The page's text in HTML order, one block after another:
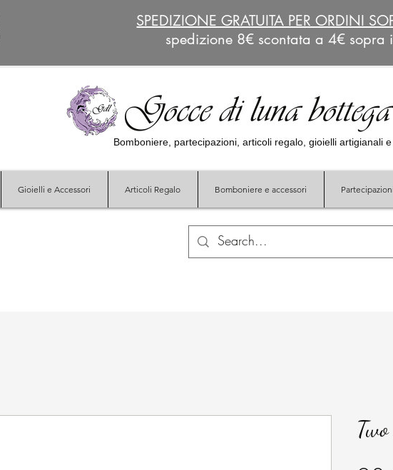
SPEDIZIONE GRATUITA PER ORDINI
spedizione 8€ scontata a 4€ sopra
Gocce di luna
Bomboniere, partecipazioni, articoli regalo, gioielli artigianali
Gioielli e Accessori Articoli Regalo Bomboniere e accessori